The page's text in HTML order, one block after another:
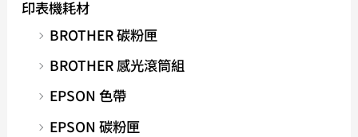
印表機耗材
BROTHER 碳粉匣
BROTHER 感光滾筒組
EPSON 色帶
EPSON 碳粉匣